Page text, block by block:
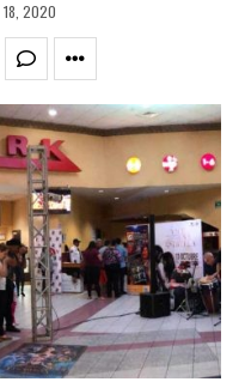
18, 2020